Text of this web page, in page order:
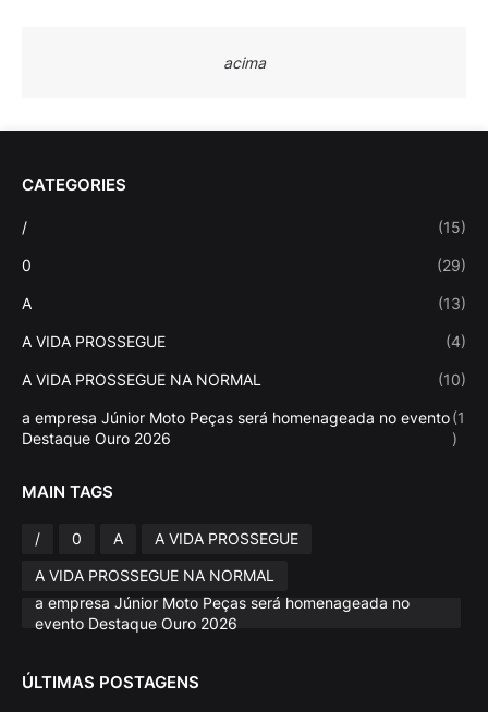
acima
CATEGORIES
/ (15)
0 (29)
A (13)
A VIDA PROSSEGUE (4)
A VIDA PROSSEGUE NA NORMAL (10)
a empresa Júnior Moto Peças será homenageada no evento
Destaque Ouro 2026
(1
)
MAIN TAGS
/ 0 A
A VIDA PROSSEGUE
A VIDA PROSSEGUE NA NORMAL
a empresa Júnior Moto Peças será homenageada no
evento Destaque Ouro 2026
ÚLTIMAS POSTAGENS